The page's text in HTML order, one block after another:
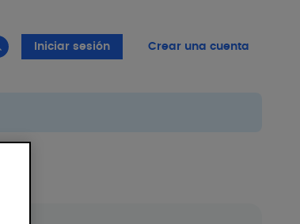
Iniciar sesión Crear una cuenta